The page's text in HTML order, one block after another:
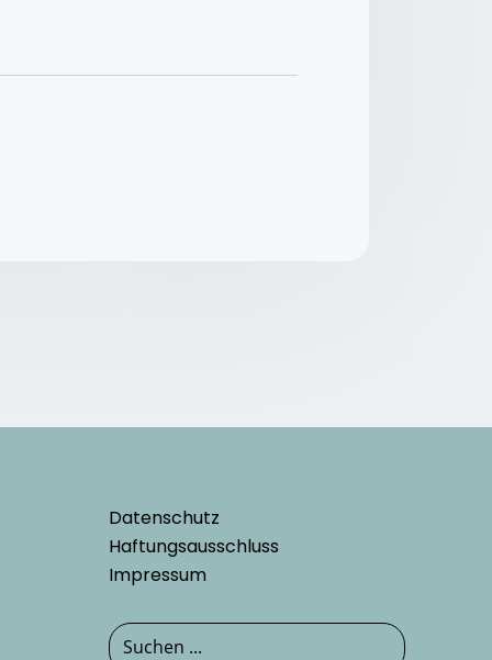
Datenschutz
Haftungsausschluss
Impressum